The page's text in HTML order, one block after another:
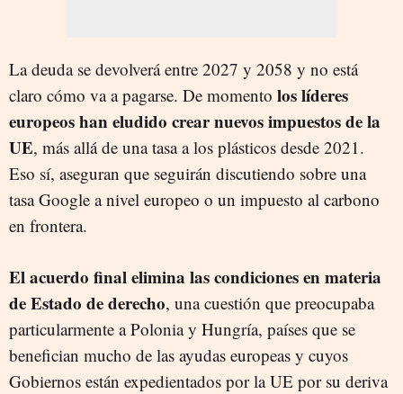
La deuda se devolverá entre 2027 y 2058 y no está
claro cómo va a pagarse. De momento los líderes
europeos han eludido crear nuevos impuestos de la
UE, más allá de una tasa a los plásticos desde 2021.
Eso sí, aseguran que seguirán discutiendo sobre una
tasa Google a nivel europeo o un impuesto al carbono
en frontera.
El acuerdo final elimina las condiciones en materia
de Estado de derecho, una cuestión que preocupaba
particularmente a Polonia y Hungría, países que se
benefician mucho de las ayudas europeas y cuyos
Gobiernos están expedientados por la UE por su deriva